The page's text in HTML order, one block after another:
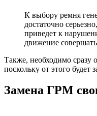
К выбору ремня
достаточно
приведет к
движение
Также, необходимо сразу
поскольку от этого будет
Замена ГРМ